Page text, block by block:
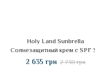
Holy Land Sunbrella
Солнезащитный крем с SPF
125 ml
2 635 грн 2 730 грн